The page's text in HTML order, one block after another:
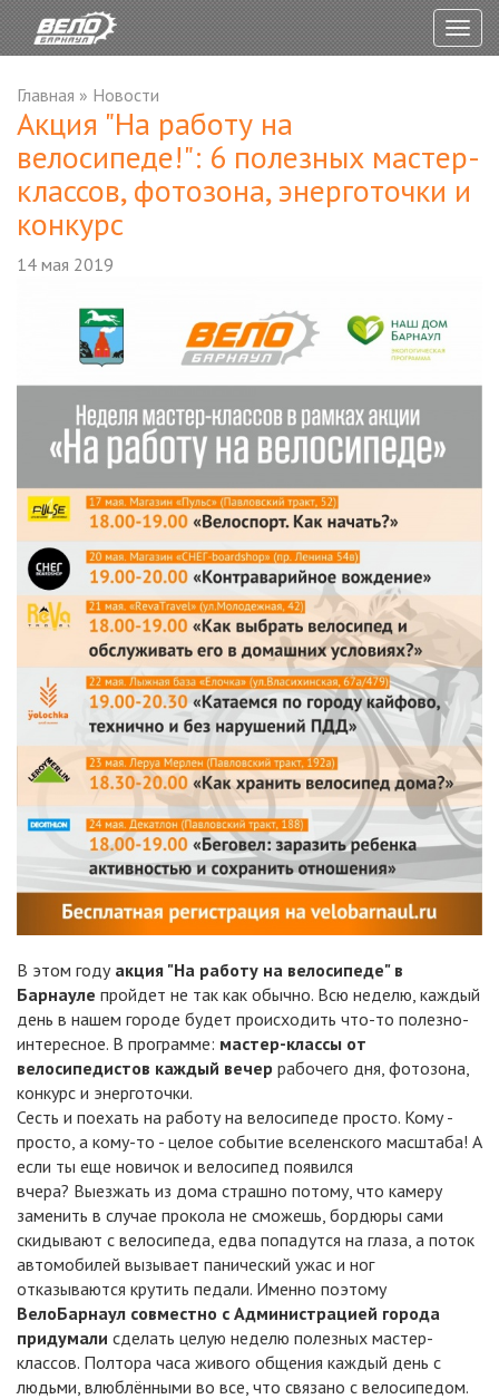
Главная » Новости
Акция "На работу на
велосипеде!": 6 полезных мастер-
классов, фотозона, энерготочки и
конкурс
14 мая 2019
В этом году акция "На работу на велосипеде" в
Барнауле пройдет не так как обычно. Всю неделю, каждый
день в нашем городе будет происходить что-то полезно-
интересное. В программе: мастер-классы от
велосипедистов каждый вечер рабочего дня, фотозона,
конкурс и энерготочки.
Сесть и поехать на работу на велосипеде просто. Кому -
просто, а кому-то - целое событие вселенского масштаба! А
если ты еще новичок и велосипед появился
вчера? Выезжать из дома страшно потому, что камеру
заменить в случае прокола не сможешь, бордюры сами
скидывают с велосипеда, едва попадутся на глаза, а поток
автомобилей вызывает панический ужас и ног
отказываются крутить педали. Именно поэтому
ВелоБарнаул совместно с Администрацией города
придумали сделать целую неделю полезных мастер-
классов. Полтора часа живого общения каждый день с
людьми, влюблёнными во все, что связано с велосипедом.